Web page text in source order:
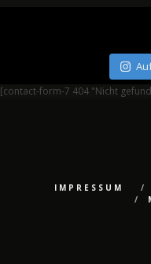
[contact-form-7 404 "Nicht
IMPRESSUM